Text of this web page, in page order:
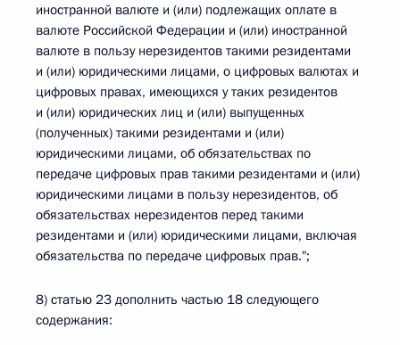
иностранной валюте и (или) подлежащих оплате в
валюте Российской Федерации и (или) иностранной
валюте в пользу нерезидентов такими резидентами
и (или) юридическими лицами, о цифровых валютах и
цифровых правах, имеющихся у таких резидентов
и (или) юридических лиц и (или) выпущенных
(полученных) такими резидентами и (или)
юридическими лицами, об обязательствах по
передаче цифровых прав такими резидентами и (или)
юридическими лицами в пользу нерезидентов, об
обязательствах нерезидентов перед такими
резидентами и (или) юридическими лицами, включая
обязательства по передаче цифровых прав.";
8) статью 23 дополнить частью 18 следующего
содержания: